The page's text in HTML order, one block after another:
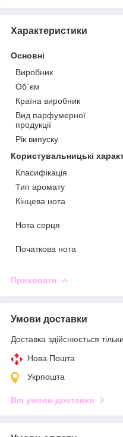
Характеристики
Основні
Виробник
Об`єм
Країна виробник
Вид парфумерної
продукції
Рік випуску
Користувальницькі
Класифікація
Тип аромату
Кінцева нота
Нота серця
Початкова нота
Приховати
Умови доставки
Доставка здійснюється
Нова Пошта
Укрпошта
Всі умови доставки